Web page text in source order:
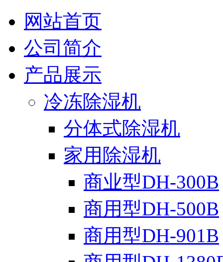
网站首页
公司简介
产品展示
冷冻除湿机
分体式除湿机
家用除湿机
商业型DH-300B
商用型DH-500B
商用型DH-901B